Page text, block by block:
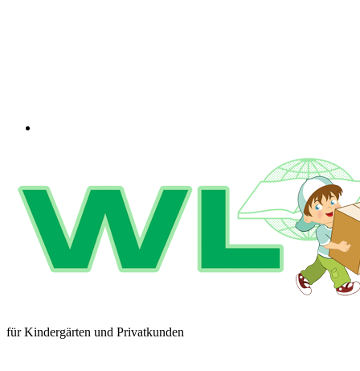
für Kindergärten und Privatkunden